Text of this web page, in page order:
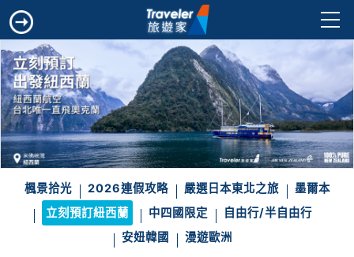
楓景拾光 2026連假攻略 嚴選日本東北之旅
墨爾本
立刻預訂紐西蘭
中四國限定
自由行/半自由行
安妞韓國
漫遊歐洲